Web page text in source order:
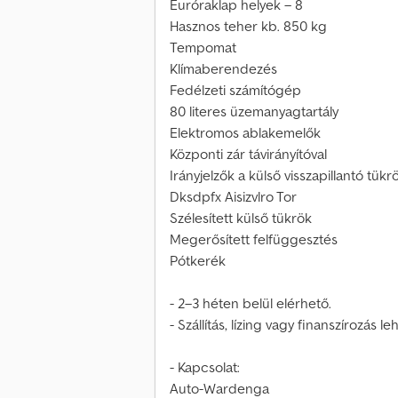
Euróraklap helyek – 8
Hasznos teher kb. 850 kg
Tempomat
Klímaberendezés
Fedélzeti számítógép
80 literes üzemanyagtartály
Elektromos ablakemelők
Központi zár távirányítóval
Irányjelzők a külső visszapillantó
Dksdpfx Aisizvlro Tor
Szélesített külső tükrök
Megerősített felfüggesztés
Pótkerék
- 2–3 héten belül elérhető.
- Szállítás, lízing vagy finanszírozás
- Kapcsolat:
Auto-Wardenga